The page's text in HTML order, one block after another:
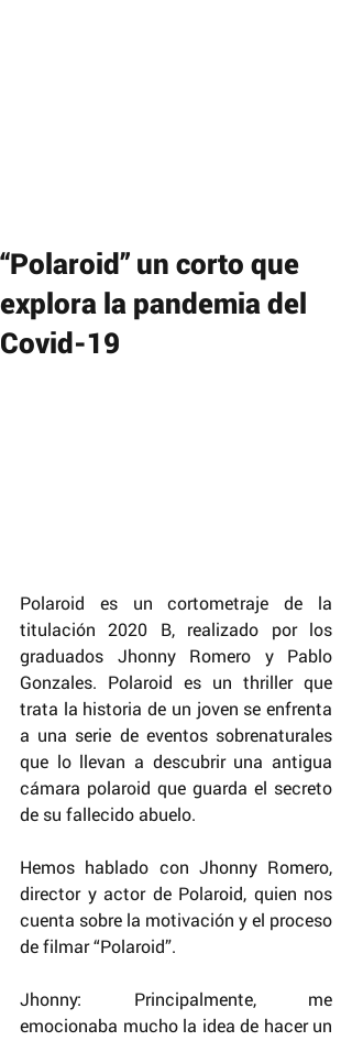
“Polaroid” un corto que
explora la pandemia del
Covid-19
Polaroid es un cortometraje de la
titulación 2020 B, realizado por los
graduados Jhonny Romero y Pablo
Gonzales. Polaroid es un thriller que
trata la historia de un joven se enfrenta
a una serie de eventos sobrenaturales
que lo llevan a descubrir una antigua
cámara polaroid que guarda el secreto
de su fallecido abuelo.
Hemos hablado con Jhonny Romero,
director y actor de Polaroid, quien nos
cuenta sobre la motivación y el proceso
de filmar “Polaroid”.
Jhonny: Principalmente, me
emocionaba mucho la idea de hacer un